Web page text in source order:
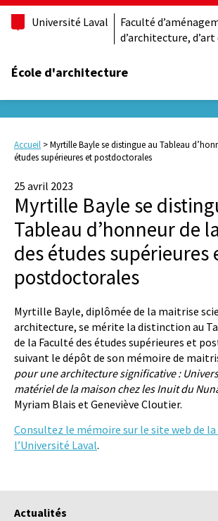
Université Laval
Faculté
d’architecture,
École d'architecture
Accueil >Myrtille Bayle se distingue au Tableau
études supérieures et postdoctorales
25 avril 2023
Myrtille Bayle se
Tableau d’honneur de
des études supérieures
postdoctorales
Myrtille Bayle, diplômée de la maitrise
architecture, se mérite la distinction au
de la Faculté des études supérieures et
suivant le dépôt de son mémoire de
pour une architecture significative :
matériel de la maison chez les Inuit du
Myriam Blais et Geneviève Cloutier.
Consultez le mémoire sur le site web de
l’Université Laval.
Actualités